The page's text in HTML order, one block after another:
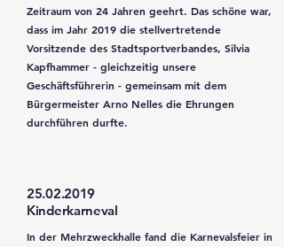
Zeitraum von 24 Jahren geehrt. Das schöne war,
dass im Jahr 2019 die stellvertretende
Vorsitzende des Stadtsportverbandes, Silvia
Kapfhammer - gleichzeitig unsere
Geschäftsführerin - gemeinsam mit dem
Bürgermeister Arno Nelles die Ehrungen
durchführen durfte.
25.02.2019
Kinderkarneval
In der Mehrzweckhalle fand die Karnevalsfeier in